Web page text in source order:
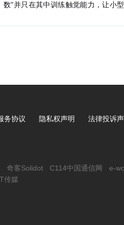
数"并只在其中训练触觉能力，让小
，今天是AI，企业价
三一集
务协议 隐私权声明 法律投诉
奇客Solidot C114中国通信网 e-
传媒